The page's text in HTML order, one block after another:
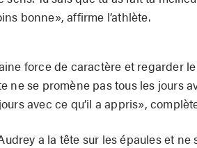
bonne», affirme l’athlète.
force de caractère et regarder
ne se promène pas tous les jours
avec ce qu’il a appris»,
a la tête sur les épaules et ne